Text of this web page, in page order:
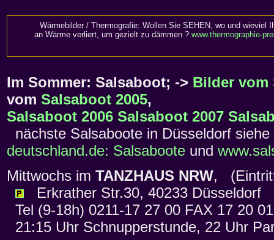
Wärmebilder / Thermografie: Wollen Sie SEHEN, wo und wieviel
an Wärme verliert, um gezielt zu dämmen ? www.thermographie-
Im Sommer: Salsaboot; -> Bilder vom
vom Salsaboot 2005,
Salsaboot 2006 Salsaboot 2007
nächste Salsaboote in Düsseldorf siehe
deutschland.de: Salsaboote und
Mittwochs im TANZHAUS NRW,
Erkrather Str.30, 40233 Düsseldorf
Tel (9-18h) 0211-17 27 00 FAX 17 20
21:15 Uhr Schnupperstunde, 22 Uhr